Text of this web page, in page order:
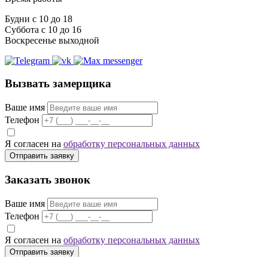
Будни с 10 до 18
Суббота с 10 до 16
Воскресенье выходной
Вызвать замерщика
Ваше имя
Телефон
Я согласен на обработку персональных данных
Отправить заявку
Заказать звонок
Ваше имя
Телефон
Я согласен на обработку персональных данных
Отправить заявку